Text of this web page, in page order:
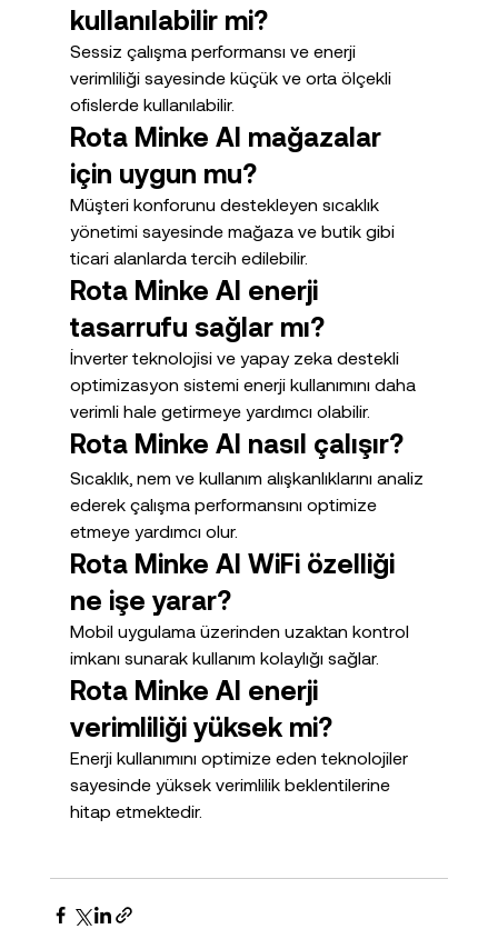
kullanılabilir mi?
Sessiz çalışma performansı ve enerji
verimliliği sayesinde küçük ve orta ölçekli
ofislerde kullanılabilir.
Rota Minke AI mağazalar
için uygun mu?
Müşteri konforunu destekleyen sıcaklık
yönetimi sayesinde mağaza ve butik gibi
ticari alanlarda tercih edilebilir.
Rota Minke AI enerji
tasarrufu sağlar mı?
İnverter teknolojisi ve yapay zeka destekli
optimizasyon sistemi enerji kullanımını daha
verimli hale getirmeye yardımcı olabilir.
Rota Minke AI nasıl çalışır?
Sıcaklık, nem ve kullanım alışkanlıklarını analiz
ederek çalışma performansını optimize
etmeye yardımcı olur.
Rota Minke AI WiFi özelliği
ne işe yarar?
Mobil uygulama üzerinden uzaktan kontrol
imkanı sunarak kullanım kolaylığı sağlar.
Rota Minke AI enerji
verimliliği yüksek mi?
Enerji kullanımını optimize eden teknolojiler
sayesinde yüksek verimlilik beklentilerine
hitap etmektedir.